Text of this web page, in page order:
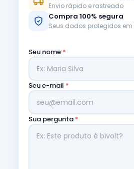
Envio rápido e rastreado
Compra 100% segura
Seus dados protegidos
Seu nome *
Seu e-mail *
Sua pergunta *